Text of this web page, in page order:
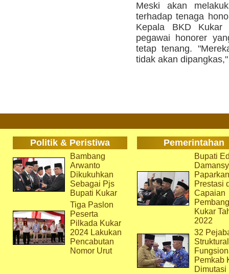
Meski akan
terhadap tenaga
Kepala BKD Kukar
pegawai honorer
tetap tenang.
tidak akan
Politik & Peristiwa Pemerintahan
Bambang
Arwanto
Dikukuhkan
Sebagai Pjs
Bupati Kukar
Tiga Paslon
Peserta
Pilkada Kukar
2024 Lakukan
Pencabutan
Nomor Urut
Bupati
Paparkan
Prestasi
Capaian
Kukar
2022
32
Pemkab
Dimutasi